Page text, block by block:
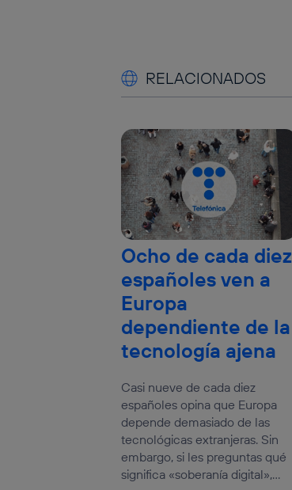
RELACIONADOS
Ocho de cada diez
españoles ven a
Europa
dependiente de la
tecnología ajena
Casi nueve de cada diez
españoles opina que Europa
depende demasiado de las
tecnológicas extranjeras. Sin
embargo, si les preguntas qué
significa «soberanía digital»,...